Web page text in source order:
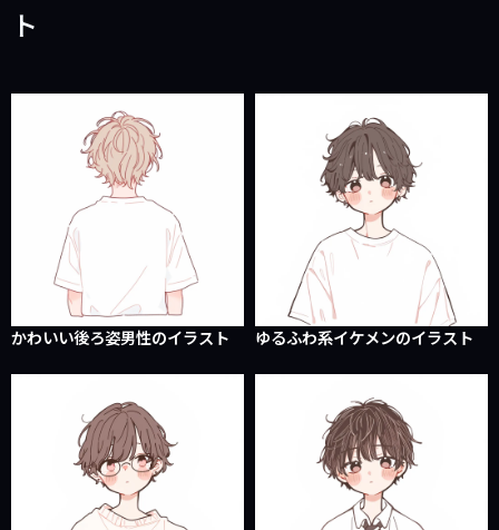
ト
かわいい後ろ姿男性のイラスト ゆるふわ系イケメンのイラスト